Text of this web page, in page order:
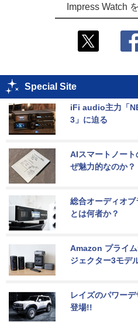
Impress Watch
Special Site
iFi audio主力「
3」に迫る
AIスマートノー
ぜ魅力的なのか？
総合オーディオ
とは何者か？
Amazon プライ
ジェクター3モデ
レイズのパワー
登場!!